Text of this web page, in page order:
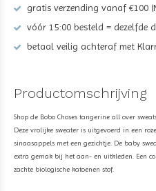
gratis verzending vanaf €100
vóór 15:00 besteld = dezelfde
betaal veilig achteraf met
Productomschrijving
Shop de Bobo Choses tangerine all over
Deze vrolijke sweater is uitgevoerd in een
sinaasappels met een gezichtje. De baby
extra gemak bij het aan- en uitkleden. Een
zachte biologische katoenen stof.